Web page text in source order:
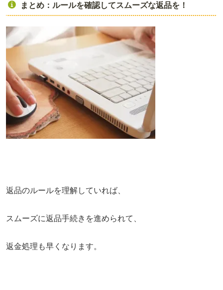
まとめ：ルールを確認してスムーズな返品を！
返品のルールを理解していれば、
スムーズに返品手続きを進められて、
返金処理も早くなります。